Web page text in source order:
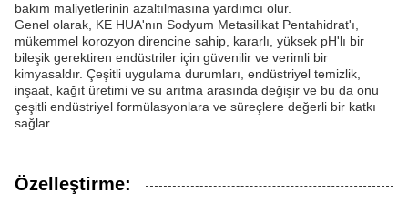
bakım maliyetlerinin azaltılmasına yardımcı olur.
Genel olarak, KE HUA'nın Sodyum Metasilikat Pentahidrat'ı,
mükemmel korozyon direncine sahip, kararlı, yüksek pH'lı bir
bileşik gerektiren endüstriler için güvenilir ve verimli bir
kimyasaldır. Çeşitli uygulama durumları, endüstriyel temizlik,
inşaat, kağıt üretimi ve su arıtma arasında değişir ve bu da onu
çeşitli endüstriyel formülasyonlara ve süreçlere değerli bir katkı
sağlar.
Özelleştirme: